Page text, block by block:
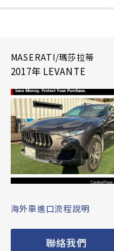
MASERATI/瑪莎拉蒂
2017年 LEVANTE
海外車進口流程說明
聯絡我們